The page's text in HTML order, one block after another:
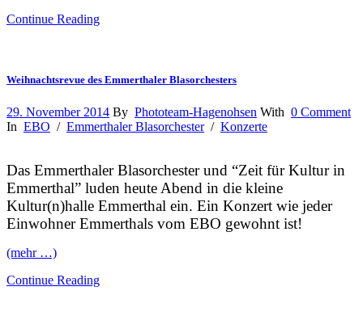
Continue Reading
Weihnachtsrevue des Emmerthaler Blasorchesters
29. November 2014 By Phototeam-Hagenohsen With 0 Comment
In EBO / Emmerthaler Blasorchester/ Konzerte
Das Emmerthaler Blasorchester und “Zeit für Kultur in
Emmerthal” luden heute Abend in die kleine
Kultur(n)halle Emmerthal ein. Ein Konzert wie jeder
Einwohner Emmerthals vom EBO gewohnt ist!
(mehr …)
Continue Reading